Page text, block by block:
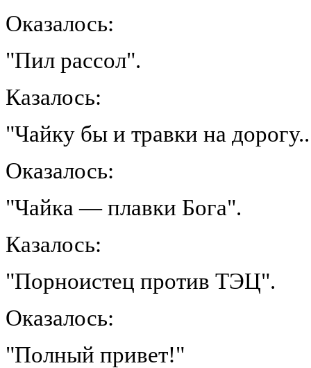
Оказалось:
"Пил рассол".
Казалось:
"Чайку бы и травки на
Оказалось:
"Чайка — плавки Бога".
Казалось:
"Порноистец против ТЭЦ".
Оказалось:
"Полный привет!"